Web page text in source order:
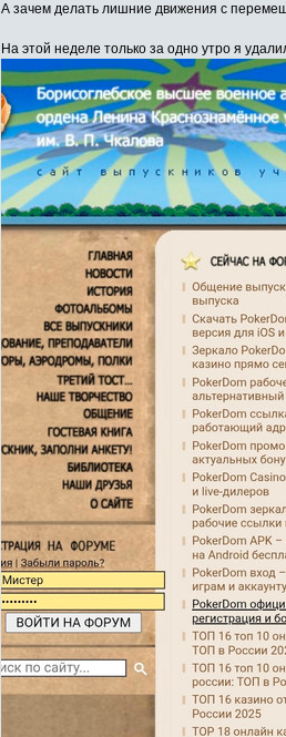
А зачем делать лишние движения с
На этой неделе только за одно утро я